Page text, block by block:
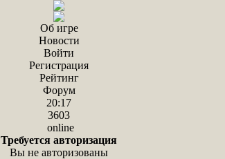
Об игре
Новости
Войти
Регистрация
Рейтинг
Форум
20:17
3603
online
Требуется авторизация
Вы не авторизованы